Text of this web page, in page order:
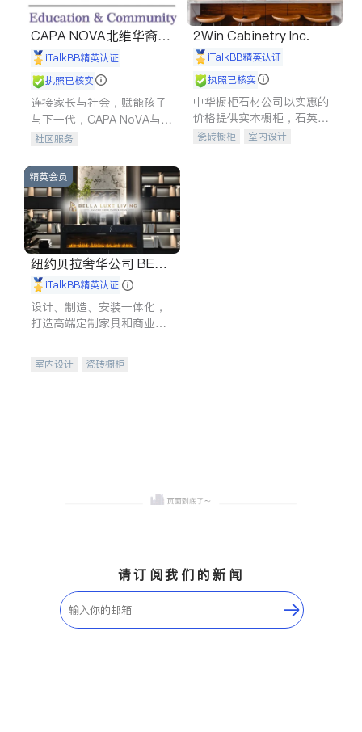
CAPA NOVA北维华裔家
长会iTalkBB精英认证
执照已核实
连接家长与社会，赋能孩子
与下一代，CAPA NoVA与您
携手建设包容、公平、充满
社区服务
2Win Cabinetry Inc.
iTalkBB精英认证
执照已核实
中华橱柜石材公司以实惠的
价格提供实木橱柜，石英石
台面，多种优质不锈钢水
瓷砖橱柜
室内设计
精英会员
纽约贝拉奢华公司 BELL
A LUXE
iTalkBB精英认证
设计、制造、安装一体化，
打造高端定制家具和商业空
室内设计
瓷砖橱柜
请订阅我们的新闻